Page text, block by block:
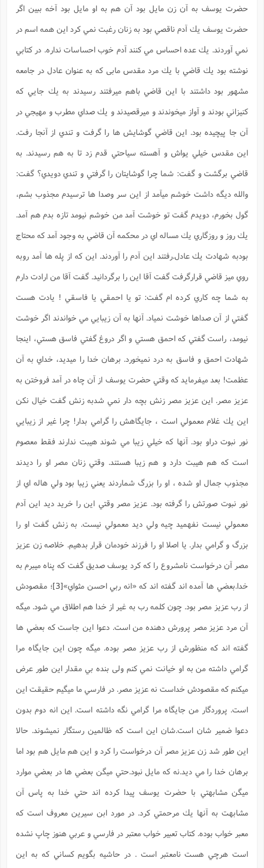
حضرت يوسف به آن زن مايل بود آن هم به او مايل بود آخه ببين اگر
حضرت يوسف يك آدم ناقصي بود به زنان رغبت نمي كرد اين همه اسم در
نمي آوردند. يك عده احساس مي كنند آدم خوب احساسات نداره. در كتابي
نوشته بود يك قاضي با يك مرد مقدس مابی كه به عنوان عادل در جامعه
مشهور بود داشتند با اين قاضي باهم ميرفتند رسيدند به يك جايي كه
كنيزاني بودند و آواز ميخوندند و ميرقصيدند و يك صداي مطرب و مهيجي در
آن جا پيچيده بود. اين قاضي گوشایش ها را گرفت و تندي از آنجا رفت.
اين مقدس خيلي يواش و آهسته سياحتي قدم زد تا به هم رسيدند. به
قاضي برگشت و گفت: شما چرا گوشایتان را گرفتي و تندي دويدي؟ گفت:
والله ديگه داشت خوشم ميآمد از اين سر وصدا ها ترسيدم مجذوب بشم،
گول بخورم، دويدم گفت تو خوشت آمد من خوشم نيومد تازه بدم هم آمد.
يك روز و روزگاري يك مساله اي در محكمه آن قاضي به وجود آمد كه محتاج
بودبه شهادت يك عادل.رفتند اين آدم را آوردند. اين كه از پله ها آمد روبه
روي ميز قاضي قرارگرفت گفت آقا اين را برگردانيد. گفت آقا من ارادت دارم
به شما چه كاري كرده ام گفت: تو يا احمقي يا فاسقي ! يادت هست
گفتي از آن صداها خوشت نمياد. آنها به آن زيبايي مي خواندند اگر خوشت
نيومد، راست گفتي كه احمق هستي و اگر دروغ گفتي فاسق هستي، اينجا
شهادت احمق و فاسق به درد نميخورد. برهان خدا را ميديد، خداي به آن
عظمت! بعد ميفرمايد كه وقتي حضرت يوسف از آن چاه در آمد فروختن به
عزيز مصر. اين عزيز مصر زنش بچه دار نمي شدبه زنش گفت خيال نكن
اين يك غلام معمولي است ، جايگاهش را گرامي بدار! چرا غير از زيبايي
نور نبوت دراو بود. آنها كه خيلي زيبا مي شوند هيبت ندارند فقط معصوم
است كه هم هيبت دارد و هم زيبا هستند. وقتي زنان مصر او را ديدند
مجذوب جمال او شده ، او را بزرگ شماردند يعني زيبا بود ولي هاله اي از
نور نبوت صورتش را گرفته بود. عزيز مصر وقتي اين را خريد ديد اين آدم
معمولي نيست نفهميد چيه ولي ديد معمولي نيست. به زنش گفت او را
بزرگ و گرامي بدار. يا اصلا او را فرزند خودمان قرار بدهيم. خلاصه زن عزيز
مصر آن درخواست نامشروع را كه كرد يوسف صديق گفت كه پناه ميبرم به
خدا.بعضي ها آمده اند گفته اند كه «انه ربي احسن مثواي»[3]
؛ مقصودش
از رب عزيز مصر بود. چون كلمه رب به غير از خدا هم اطلاق مي شود. ميگه
آن مرد عزيز مصر پرورش دهنده من است. دعوا اين جاست كه بعضي ها
گفته اند كه منظورش از رب عزيز مصر بوده. ميگه چون اين جايگاه مرا
گرامي داشته من به او خيانت نمي كنم ولی بنده بي مقدار اين طور عرض
ميكنم كه مقصودش خداست نه عزيز مصر. در فارسي ما ميگيم حقيقت اين
است. پروردگار من جايگاه مرا گرامي نگه داشته است. اين انه دوم بدون
دعوا ضمير شان است.شان اين است كه ظالمين رستگار نميشوند. حالا
اين طور شد زن عزيز مصر آن درخواست را كرد و اين هم مايل هم بود اما
برهان خدا را مي ديد.نه كه مايل نبود.حتي ميگن بعضي ها در بعضي موارد
ميگن مشابهتي با حضرت يوسف پيدا كرده اند حتي خدا به پاس آن
مشابهت به آنها يك مرحمتي كرد. در مورد ابن سيرين معروف است كه
معبر خواب بوده. كتاب تعبير خواب معتبر در فارسي و عربي هنوز چاپ نشده
است هرچي هست نامعتبر است . در حاشيه بگويم كساني كه به اين